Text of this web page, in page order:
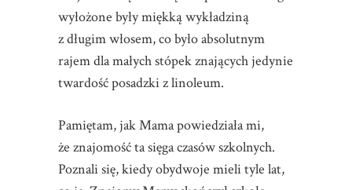
wyłożone były miękką wykładziną
z długim włosem, co było absolutnym
rajem dla małych stópek znających jedynie
twardość posadzki z linoleum.
Pamiętam, jak Mama powiedziała mi,
że znajomość ta sięga czasów szkolnych.
Poznali się, kiedy obydwoje mieli tyle lat,